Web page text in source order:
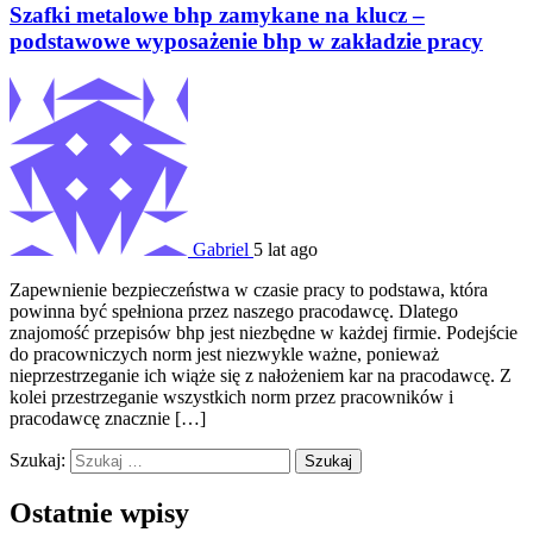
Szafki metalowe bhp zamykane na klucz –
podstawowe wyposażenie bhp w zakładzie pracy
Gabriel 5 lat ago
Zapewnienie bezpieczeństwa w czasie pracy to podstawa, która
powinna być spełniona przez naszego pracodawcę. Dlatego
znajomość przepisów bhp jest niezbędne w każdej firmie. Podejście
do pracowniczych norm jest niezwykle ważne, ponieważ
nieprzestrzeganie ich wiąże się z nałożeniem kar na pracodawcę. Z
kolei przestrzeganie wszystkich norm przez pracowników i
pracodawcę znacznie […]
Szukaj:
Ostatnie wpisy